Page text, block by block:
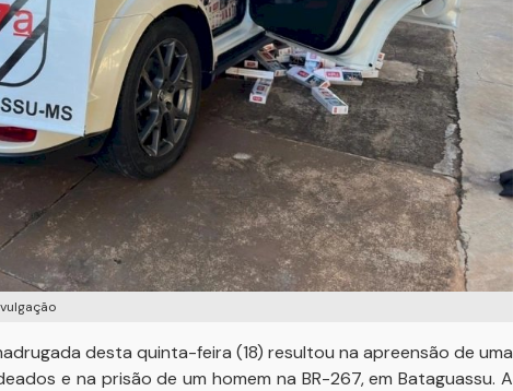
desta quinta-feira (18) resultou na apreensão de uma
e na prisão de um homem na BR-267, em Bataguassu. A